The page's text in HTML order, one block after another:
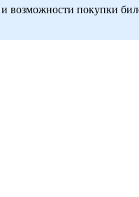
возможности покупки